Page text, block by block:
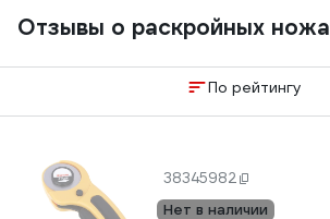
Отзывы о раскройных
По рейтингу
38345982
Нет в наличии